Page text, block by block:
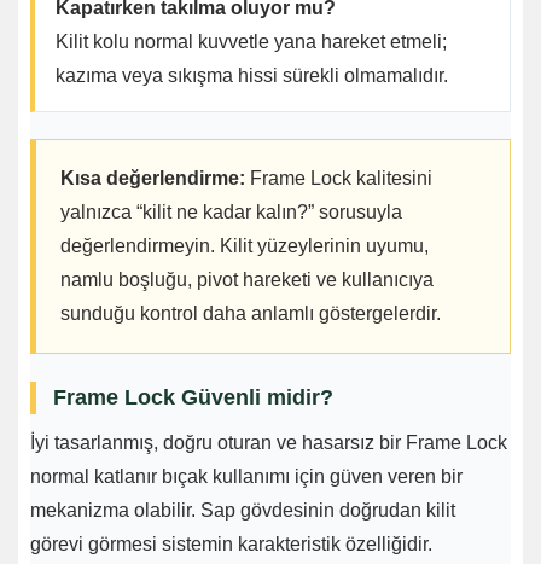
Kapatırken takılma oluyor mu?
Kilit kolu normal kuvvetle yana hareket etmeli;
kazıma veya sıkışma hissi sürekli olmamalıdır.
Kısa değerlendirme: Frame Lock kalitesini
yalnızca “kilit ne kadar kalın?” sorusuyla
değerlendirmeyin. Kilit yüzeylerinin uyumu,
namlu boşluğu, pivot hareketi ve kullanıcıya
sunduğu kontrol daha anlamlı göstergelerdir.
Frame Lock Güvenli midir?
İyi tasarlanmış, doğru oturan ve hasarsız bir Frame Lock
normal katlanır bıçak kullanımı için güven veren bir
mekanizma olabilir. Sap gövdesinin doğrudan kilit
görevi görmesi sistemin karakteristik özelliğidir.